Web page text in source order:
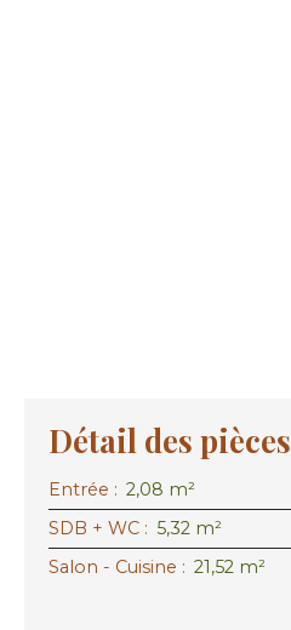
Détail des pièces
Entrée : 2,08 m²
SDB + WC : 5,32 m²
Salon - Cuisine : 21,52 m²